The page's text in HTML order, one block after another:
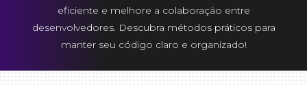
eficiente e melhore a colaboração entre
desenvolvedores. Descubra métodos práticos para
manter seu código claro e organizado!